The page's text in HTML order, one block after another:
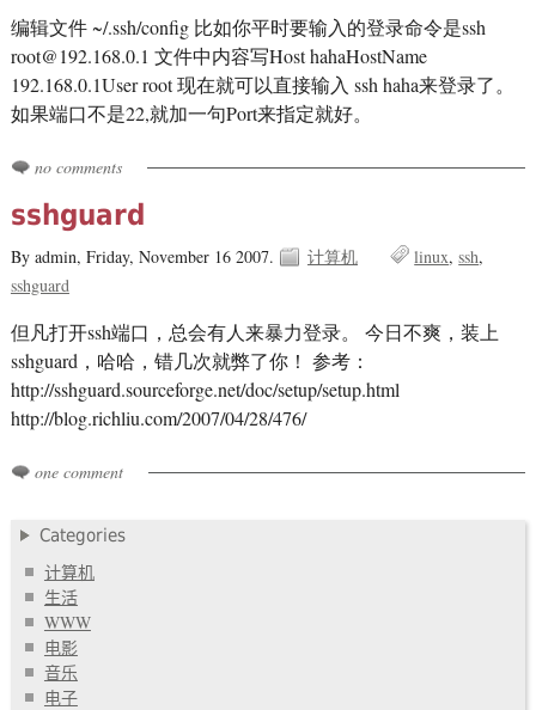
编辑文件 ~/.ssh/config 比如你平时要输入的登录命令是ssh
root@192.168.0.1 文件中内容写Host hahaHostName
192.168.0.1User root 现在就可以直接输入 ssh haha来登录了。
如果端口不是22,就加一句Port来指定就好。
no comments
sshguard
By admin, Friday, November 16 2007. 计算机 linux ssh
sshguard
但凡打开ssh端口，总会有人来暴力登录。 今日不爽，装上
sshguard，哈哈，错几次就弊了你！ 参考：
http://sshguard.sourceforge.net/doc/setup/setup.html
http://blog.richliu.com/2007/04/28/476/
one comment
Categories
计算机
生活
WWW
电影
音乐
电子